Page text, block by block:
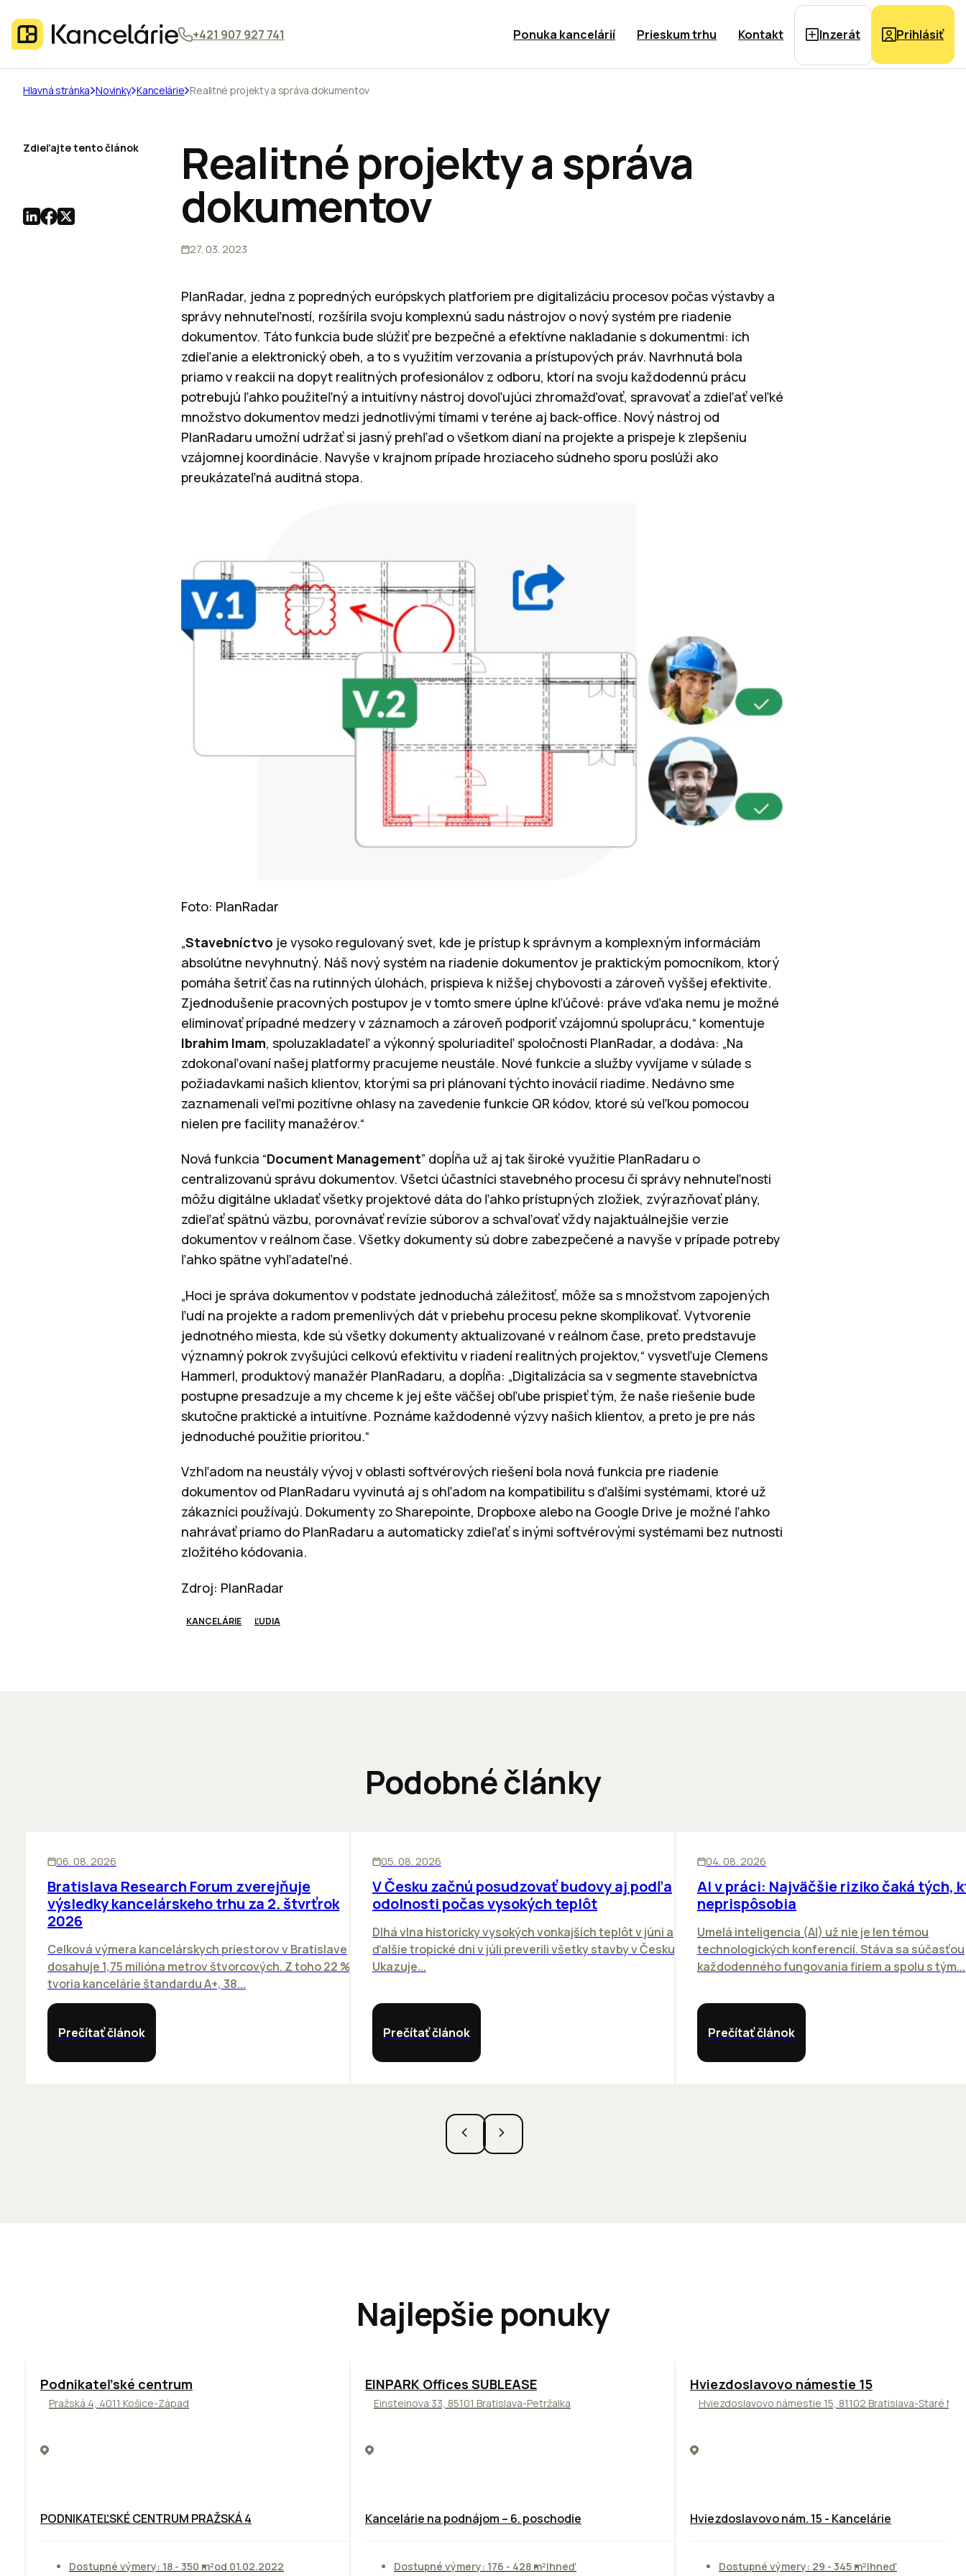
+421 907 927 741 Ponuka kancelárií Prieskum trhu Kontakt Inzerát Prihlásiť
Hlavná stránka Novinky Kancelárie Realitné projekty a správa dokumentov
Realitné projekty a správa
dokumentov
27. 03. 2023
PlanRadar, jedna z popredných európskych platforiem pre digitalizáciu procesov počas výstavby a
správy nehnuteľností, rozšírila svoju komplexnú sadu nástrojov o nový systém pre riadenie
dokumentov. Táto funkcia bude slúžiť pre bezpečné a efektívne nakladanie s dokumentmi: ich
zdieľanie a elektronický obeh, a to s využitím verzovania a prístupových práv. Navrhnutá bola
priamo v reakcii na dopyt realitných profesionálov z odboru, ktorí na svoju každodennú prácu
potrebujú ľahko použiteľný a intuitívny nástroj dovoľujúci zhromažďovať, spravovať a zdieľať veľké
množstvo dokumentov medzi jednotlivými tímami v teréne aj back-office. Nový nástroj od
PlanRadaru umožní udržať si jasný prehľad o všetkom dianí na projekte a prispeje k zlepšeniu
vzájomnej koordinácie. Navyše v krajnom prípade hroziaceho súdneho sporu poslúži ako
preukázateľná auditná stopa.
Foto: PlanRadar
„Stavebníctvo je vysoko regulovaný svet, kde je prístup k správnym a komplexným informáciám
absolútne nevyhnutný. Náš nový systém na riadenie dokumentov je praktickým pomocníkom, ktorý
pomáha šetriť čas na rutinných úlohách, prispieva k nižšej chybovosti a zároveň vyššej efektivite.
Zjednodušenie pracovných postupov je v tomto smere úplne kľúčové: práve vďaka nemu je možné
eliminovať prípadné medzery v záznamoch a zároveň podporiť vzájomnú spoluprácu,“ komentuje
Ibrahim Imam, spoluzakladateľ a výkonný spoluriaditeľ spoločnosti PlanRadar, a dodáva: „Na
zdokonaľovaní našej platformy pracujeme neustále. Nové funkcie a služby vyvíjame v súlade s
požiadavkami našich klientov, ktorými sa pri plánovaní týchto inovácií riadime. Nedávno sme
zaznamenali veľmi pozitívne ohlasy na zavedenie funkcie QR kódov, ktoré sú veľkou pomocou
nielen pre facility manažérov.“
Nová funkcia “Document Management” dopĺňa už aj tak široké využitie PlanRadaru o
centralizovanú správu dokumentov. Všetci účastníci stavebného procesu či správy nehnuteľnosti
môžu digitálne ukladať všetky projektové dáta do ľahko prístupných zložiek, zvýrazňovať plány,
zdieľať spätnú väzbu, porovnávať revízie súborov a schvaľovať vždy najaktuálnejšie verzie
dokumentov v reálnom čase. Všetky dokumenty sú dobre zabezpečené a navyše v prípade potreby
ľahko spätne vyhľadateľné.
„Hoci je správa dokumentov v podstate jednoduchá záležitosť, môže sa s množstvom zapojených
ľudí na projekte a radom premenlivých dát v priebehu procesu pekne skomplikovať. Vytvorenie
jednotného miesta, kde sú všetky dokumenty aktualizované v reálnom čase, preto predstavuje
významný pokrok zvyšujúci celkovú efektivitu v riadení realitných projektov,“ vysvetľuje Clemens
Hammerl, produktový manažér PlanRadaru, a dopĺňa: „Digitalizácia sa v segmente stavebníctva
postupne presadzuje a my chceme k jej ešte väčšej obľube prispieť tým, že naše riešenie bude
skutočne praktické a intuitívne. Poznáme každodenné výzvy našich klientov, a preto je pre nás
jednoduché použitie prioritou.“
Vzhľadom na neustály vývoj v oblasti softvérových riešení bola nová funkcia pre riadenie
dokumentov od PlanRadaru vyvinutá aj s ohľadom na kompatibilitu s ďalšími systémami, ktoré už
zákazníci používajú. Dokumenty zo Sharepointe, Dropboxe alebo na Google Drive je možné ľahko
nahrávať priamo do PlanRadaru a automaticky zdieľať s inými softvérovými systémami bez nutnosti
zložitého kódovania.
Zdroj: PlanRadar
KANCELÁRIE ĽUDIA
Zdieľajte tento článok
Podobné články
06. 08. 2026
Bratislava Research Forum zverejňuje
výsledky kancelárskeho trhu za 2. štvrťrok
2026
Celková výmera kancelárskych priestorov v Bratislave
dosahuje 1,75 milióna metrov štvorcových. Z toho 22 %
tvoria kancelárie štandardu A+, 38...
Prečítať článok
05. 08. 2026
V Česku začnú posudzovať budovy aj podľa
odolnosti počas vysokých teplôt
Dlhá vlna historicky vysokých vonkajších teplôt v júni a
ďalšie tropické dni v júli preverili všetky stavby v Česku.
Ukazuje...
Prečítať článok
04. 08. 2026
AI v práci: Najväčšie riziko čaká tých,
neprispôsobia
Umelá inteligencia (AI) už nie je len témou
technologických konferencií. Stáva sa súčasťou
každodenného fungovania firiem a spolu s tým...
Prečítať článok
Najlepšie ponuky
ODPORÚČAME
Podnikateľské centrum
Pražská 4, 4011 Košice-Západ
PODNIKATEĽSKÉ CENTRUM PRAŽSKÁ 4
Dostupné výmery: 18 - 350 m²od 01.02.2022
TOP ODPORÚČAME
EINPARK Offices SUBLEASE
Einsteinova 33, 85101 Bratislava-Petržalka
Kancelárie na podnájom – 6. poschodie
Dostupné výmery: 176 - 428 m²Ihneď
ODPORÚČAME
Hviezdoslavovo námestie 15
Hviezdoslavovo námestie 15, 81102 Bratislava-Staré
Hviezdoslavovo nám. 15 - Kancelárie
Dostupné výmery: 29 - 345 m²Ihneď